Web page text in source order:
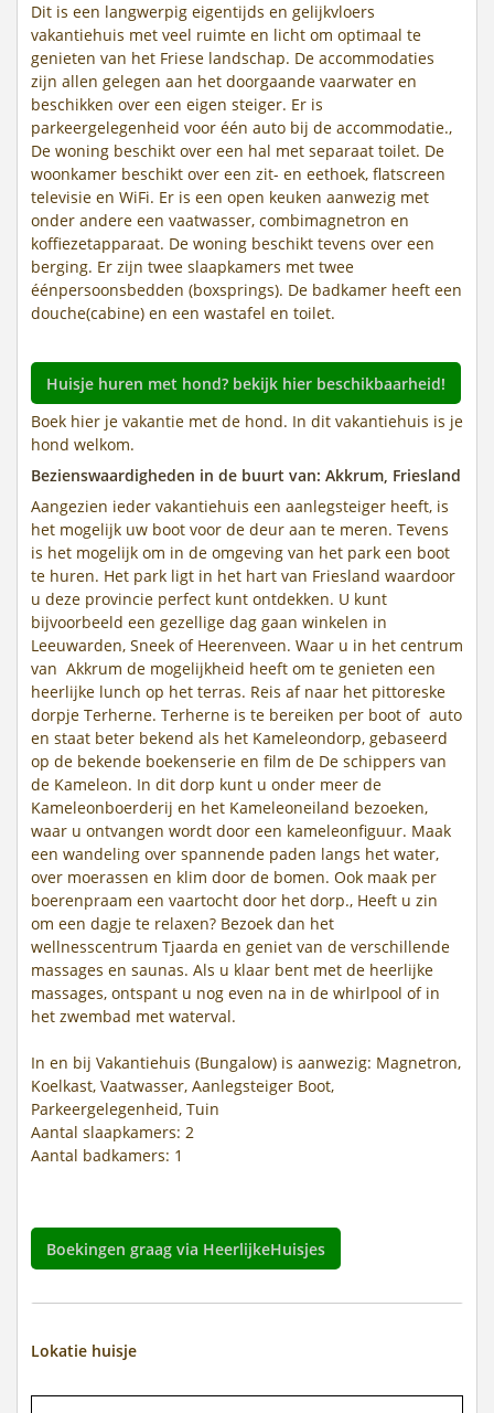
Dit is een langwerpig eigentijds en gelijkvloers
vakantiehuis met veel ruimte en licht om optimaal te
genieten van het Friese landschap. De accommodaties
zijn allen gelegen aan het doorgaande vaarwater en
beschikken over een eigen steiger. Er is
parkeergelegenheid voor één auto bij de accommodatie.,
De woning beschikt over een hal met separaat toilet. De
woonkamer beschikt over een zit- en eethoek, flatscreen
televisie en WiFi. Er is een open keuken aanwezig met
onder andere een vaatwasser, combimagnetron en
koffiezetapparaat. De woning beschikt tevens over een
berging. Er zijn twee slaapkamers met twee
éénpersoonsbedden (boxsprings). De badkamer heeft een
douche(cabine) en een wastafel en toilet.
Huisje huren met hond? bekijk hier beschikbaarheid!
Boek hier je vakantie met de hond. In dit vakantiehuis is je
hond welkom.
Bezienswaardigheden in de buurt van: Akkrum, Friesland
Aangezien ieder vakantiehuis een aanlegsteiger heeft, is
het mogelijk uw boot voor de deur aan te meren. Tevens
is het mogelijk om in de omgeving van het park een boot
te huren. Het park ligt in het hart van Friesland waardoor
u deze provincie perfect kunt ontdekken. U kunt
bijvoorbeeld een gezellige dag gaan winkelen in
Leeuwarden, Sneek of Heerenveen. Waar u in het centrum
van Akkrum de mogelijkheid heeft om te genieten een
heerlijke lunch op het terras. Reis af naar het pittoreske
dorpje Terherne. Terherne is te bereiken per boot of auto
en staat beter bekend als het Kameleondorp, gebaseerd
op de bekende boekenserie en film de De schippers van
de Kameleon. In dit dorp kunt u onder meer de
Kameleonboerderij en het Kameleoneiland bezoeken,
waar u ontvangen wordt door een kameleonfiguur. Maak
een wandeling over spannende paden langs het water,
over moerassen en klim door de bomen. Ook maak per
boerenpraam een vaartocht door het dorp., Heeft u zin
om een dagje te relaxen? Bezoek dan het
wellnesscentrum Tjaarda en geniet van de verschillende
massages en saunas. Als u klaar bent met de heerlijke
massages, ontspant u nog even na in de whirlpool of in
het zwembad met waterval.
In en bij Vakantiehuis (Bungalow) is aanwezig: Magnetron,
Koelkast, Vaatwasser, Aanlegsteiger Boot,
Parkeergelegenheid, Tuin
Aantal slaapkamers: 2
Aantal badkamers: 1
Boekingen graag via HeerlijkeHuisjes
Lokatie huisje